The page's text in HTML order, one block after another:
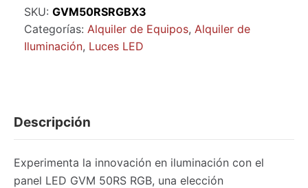
SKU: GVM50RSRGBX3
Categorías: Alquiler de Equipos, Alquiler de
Iluminación, Luces LED
Descripción
Experimenta la innovación en iluminación con el
panel LED GVM 50RS RGB, una elección